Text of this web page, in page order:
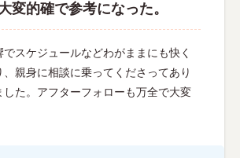
変的確で参考になった。
スケジュールなどわがままにも快く
、親身に相談に乗ってくださってあり
した。アフターフォローも万全で大変